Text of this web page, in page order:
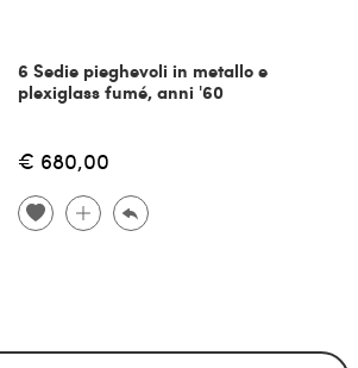
6 Sedie pieghevoli in metallo e
plexiglass fumé, anni '60
€ 680,00